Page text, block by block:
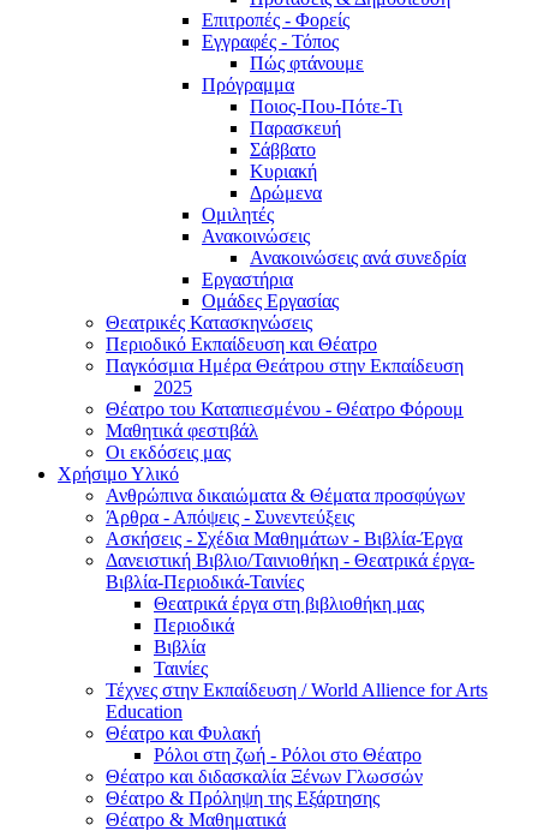
Επιτροπές - Φορείς
Εγγραφές - Τόπος
Πώς φτάνουμε
Πρόγραμμα
Ποιος-Που-Πότε-Τι
Παρασκευή
Σάββατο
Κυριακή
Δρώμενα
Ομιλητές
Ανακοινώσεις
Ανακοινώσεις ανά συνεδρία
Εργαστήρια
Ομάδες Εργασίας
Θεατρικές Κατασκηνώσεις
Περιοδικό Εκπαίδευση και Θέατρο
Παγκόσμια Ημέρα Θεάτρου στην Εκπαίδευση
2025
Θέατρο του Καταπιεσμένου - Θέατρο Φόρουμ
Μαθητικά φεστιβάλ
Οι εκδόσεις μας
Χρήσιμο Υλικό
Ανθρώπινα δικαιώματα & Θέματα προσφύγων
Άρθρα - Απόψεις - Συνεντεύξεις
Ασκήσεις - Σχέδια Μαθημάτων - Βιβλία-Έργα
Δανειστική Βιβλιο/Ταινιοθήκη - Θεατρικά έργα-
Βιβλία-Περιοδικά-Ταινίες
Θεατρικά έργα στη βιβλιοθήκη μας
Περιοδικά
Βιβλία
Ταινίες
Τέχνες στην Εκπαίδευση / World Allience for Arts
Education
Θέατρο και Φυλακή
Ρόλοι στη ζωή - Ρόλοι στο Θέατρο
Θέατρο και διδασκαλία Ξένων Γλωσσών
Θέατρο & Πρόληψη της Εξάρτησης
Θέατρο & Μαθηματικά